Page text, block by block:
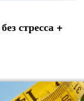
стресса +